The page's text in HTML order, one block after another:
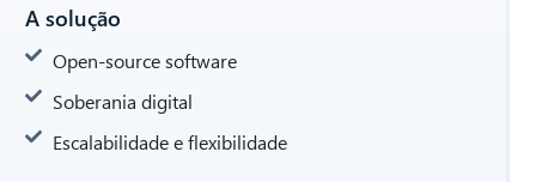
A solução
Open-source software
Soberania digital
Escalabilidade e flexibilidade